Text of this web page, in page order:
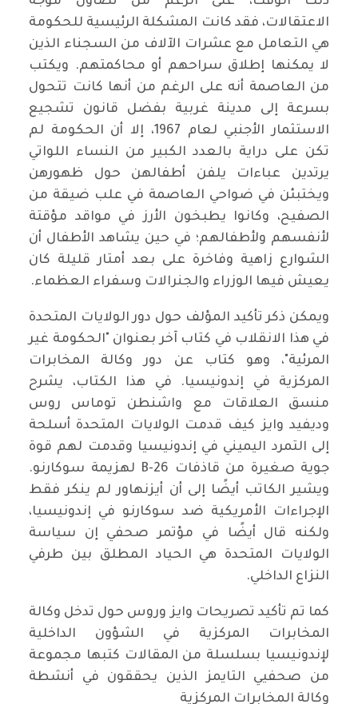
الاعتقالات، فقد كانت المشكلة الرئيسية للحكومة
هي التعامل مع عشرات الآلاف من السجناء الذين
لا يمكنها إطلاق سراحهم أو محاكمتهم. ويكتب
من العاصمة أنه على الرغم من أنها كانت تتحول
بسرعة إلى مدينة غربية بفضل قانون تشجيع
الاستثمار الأجنبي لعام 1967، إلا أن الحكومة لم
تكن على دراية بالعدد الكبير من النساء اللواتي
يرتدين عباءات يلفن أطفالهن حول ظهورهن
ويختبئن في ضواحي العاصمة في علب ضيقة من
الصفيح، وكانوا يطبخون الأرز في مواقد مؤقتة
لأنفسهم ولأطفالهم؛ في حين يشاهد الأطفال أن
الشوارع زاهية وفاخرة على بعد أمتار قليلة كان
يعيش فيها الوزراء والجنرالات وسفراء العظماء.
ويمكن ذكر تأكيد المؤلف حول دور الولايات المتحدة
في هذا الانقلاب في كتاب آخر بعنوان "الحكومة غير
المرئية"، وهو كتاب عن دور وكالة المخابرات
المركزية في إندونيسيا. في هذا الكتاب، يشرح
منسق العلاقات مع واشنطن توماس روس
وديفيد وايز كيف قدمت الولايات المتحدة أسلحة
إلى التمرد اليميني في إندونيسيا وقدمت لهم قوة
جوية صغيرة من قاذفات B-26 لهزيمة سوكارنو.
ويشير الكاتب أيضًا إلى أن أيزنهاور لم ينكر فقط
الإجراءات الأمريكية ضد سوكارنو في إندونيسيا،
ولكنه قال أيضًا في مؤتمر صحفي إن سياسة
الولايات المتحدة هي الحياد المطلق بين طرفي
النزاع الداخلي.
كما تم تأكيد تصريحات وايز وروس حول تدخل وكالة
المخابرات المركزية في الشؤون الداخلية
لإندونيسيا بسلسلة من المقالات كتبها مجموعة
من صحفيي التايمز الذين يحققون في أنشطة
وكالة المخابرات المركزية